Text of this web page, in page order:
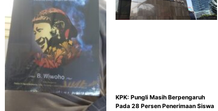
KPK: Pungli Masih Berpengaruh
Pada 28 Persen Penerimaan Siswa